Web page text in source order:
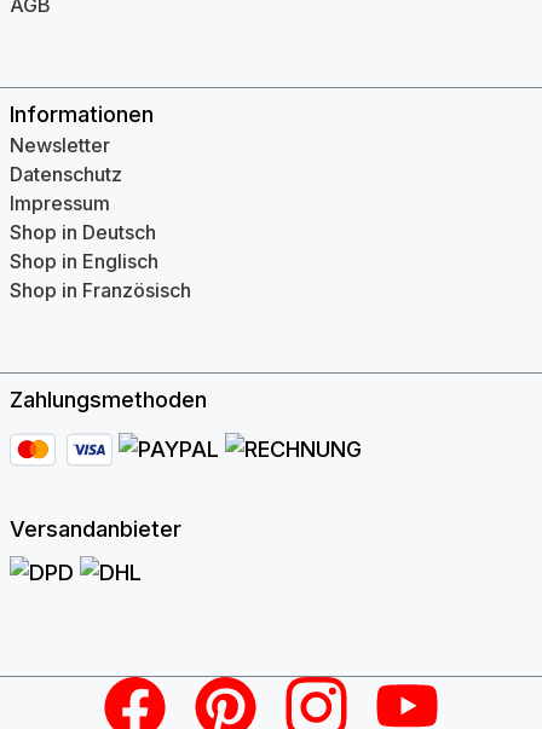
Informationen
Newsletter
Datenschutz
Impressum
Shop in Deutsch
Shop in Englisch
Shop in Französisch
Zahlungsmethoden
Versandanbieter